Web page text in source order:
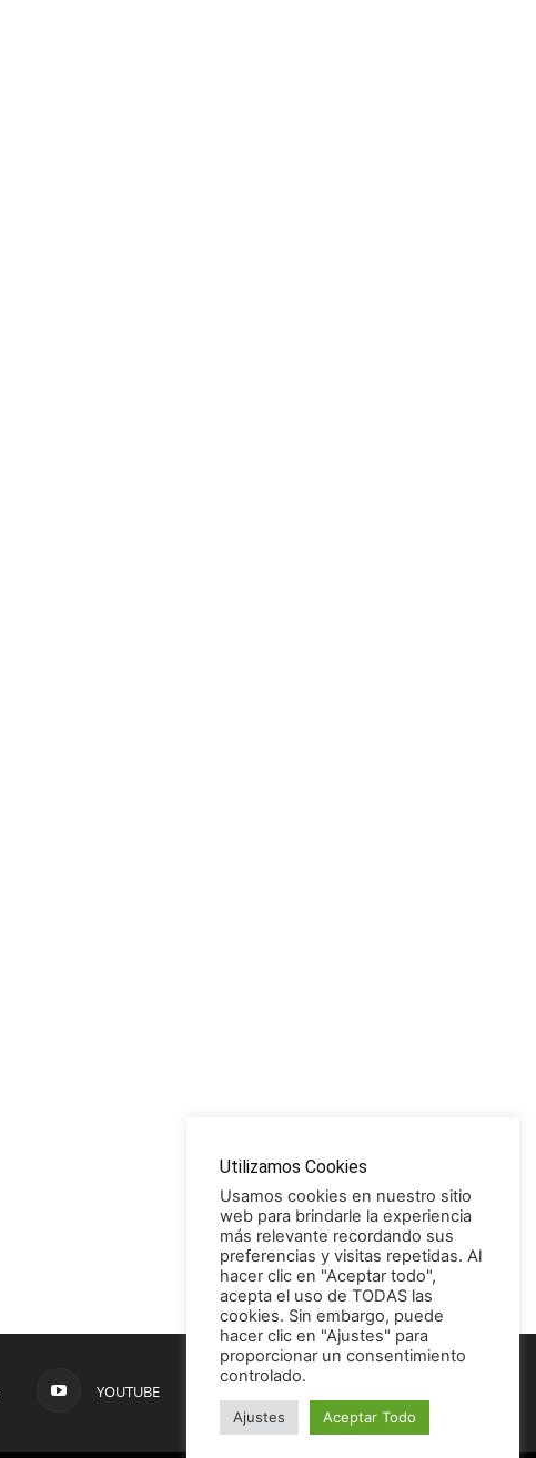
YOUTUBE
Utilizamos Cookies
Usamos cookies en nuestro sitio
web para brindarle la experiencia
más relevante recordando sus
preferencias y visitas repetidas. Al
hacer clic en "Aceptar todo",
acepta el uso de TODAS las
cookies. Sin embargo, puede
hacer clic en "Ajustes" para
proporcionar un consentimiento
controlado.
Ajustes Aceptar Todo